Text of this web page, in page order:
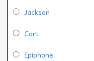
Jackson
Cort
Epiphone